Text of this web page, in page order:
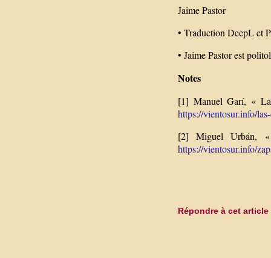
Jaime Pastor
• Traduction DeepL et
• Jaime Pastor est
Notes
[1] Manuel Garí, «
https://vientosur.info/
[2] Miguel Urbán, «
https://vientosur.info/
Répondre à cet article